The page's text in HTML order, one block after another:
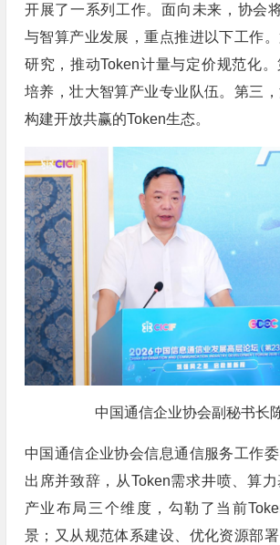
开展了一系列工作。面向未来，协会
与智算产业发展，重点推进以下工作
研究，推动Token计量与定价规范化
培养，壮大智算产业专业队伍。第三，
构建开放共赢的Token生态。
中国通信企业协会副秘书长
中国通信企业协会信息通信服务工作
出席并致辞，从Token需求井喷、算
产业布局三个维度，勾勒了当前
景；又从规范体系建设、优化资源部